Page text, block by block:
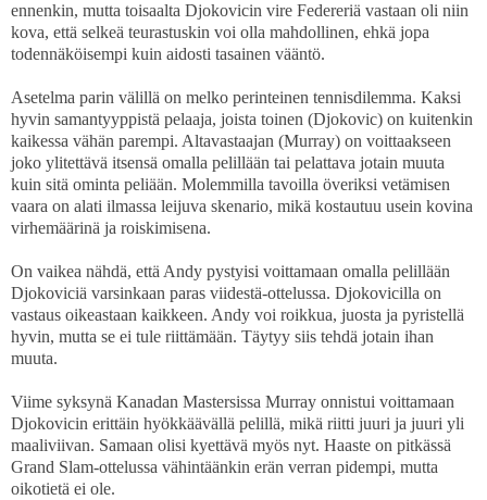
ennenkin, mutta toisaalta Djokovicin vire Federeriä vastaan oli niin
kova, että selkeä teurastuskin voi olla mahdollinen, ehkä jopa
todennäköisempi kuin aidosti tasainen vääntö.
Asetelma parin välillä on melko perinteinen tennisdilemma. Kaksi
hyvin samantyyppistä pelaaja, joista toinen (Djokovic) on kuitenkin
kaikessa vähän parempi. Altavastaajan (Murray) on voittaakseen
joko ylitettävä itsensä omalla pelillään tai pelattava jotain muuta
kuin sitä ominta peliään. Molemmilla tavoilla överiksi vetämisen
vaara on alati ilmassa leijuva skenario, mikä kostautuu usein kovina
virhemäärinä ja roiskimisena.
On vaikea nähdä, että Andy pystyisi voittamaan omalla pelillään
Djokoviciä varsinkaan paras viidestä-ottelussa. Djokovicilla on
vastaus oikeastaan kaikkeen. Andy voi roikkua, juosta ja pyristellä
hyvin, mutta se ei tule riittämään. Täytyy siis tehdä jotain ihan
muuta.
Viime syksynä Kanadan Mastersissa Murray onnistui voittamaan
Djokovicin erittäin hyökkäävällä pelillä, mikä riitti juuri ja juuri yli
maaliviivan. Samaan olisi kyettävä myös nyt. Haaste on pitkässä
Grand Slam-ottelussa vähintäänkin erän verran pidempi, mutta
oikotietä ei ole.